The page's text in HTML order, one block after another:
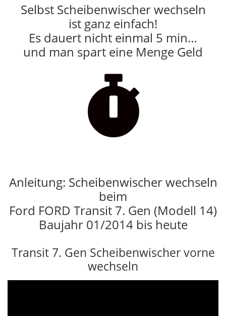
Selbst Scheibenwischer wechseln
ist ganz einfach!
Es dauert nicht einmal 5 min…
und man spart eine Menge Geld

Anleitung: Scheibenwischer wechseln
beim
Ford FORD Transit 7. Gen (Modell 14)
Baujahr 01/2014 bis heute
Transit 7. Gen Scheibenwischer vorne
wechseln